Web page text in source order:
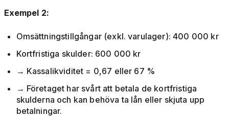
Exempel 2:
Omsättningstillgångar (exkl. varulager): 400 000 kr
Kortfristiga skulder: 600 000 kr
→ Kassalikviditet = 0,67 eller 67 %
→ Företaget har svårt att betala de kortfristiga
skulderna och kan behöva ta lån eller skjuta upp
betalningar.